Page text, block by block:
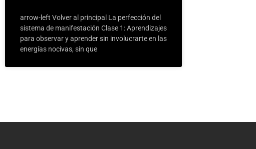
arrow-left Volver al principal La perfección del
sistema de manifestación Clase 1: Aprendizajes
para observar y aprender sin involucrarte en las
energías nocivas, sin que